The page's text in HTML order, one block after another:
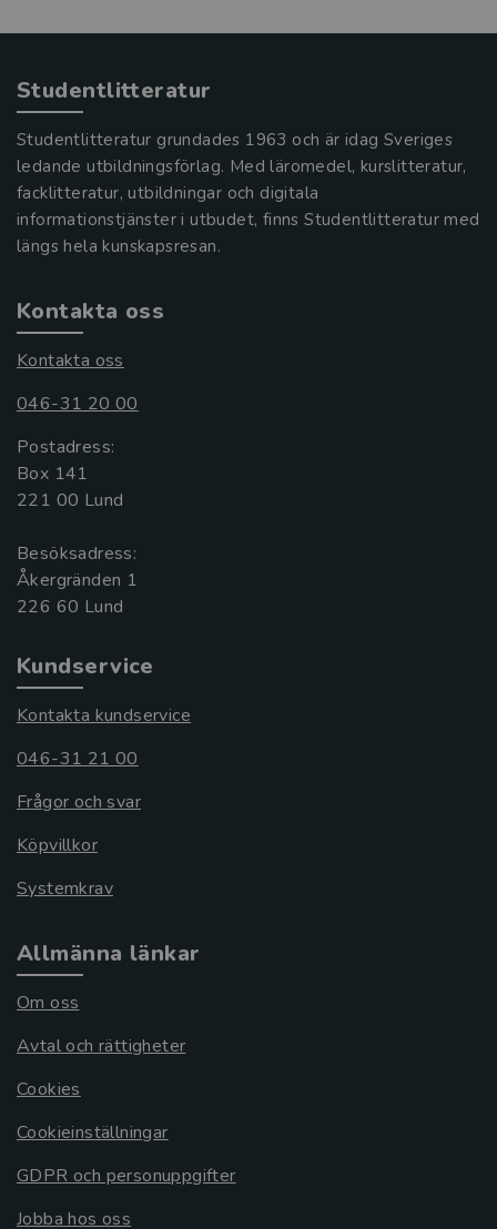
Studentlitteratur
Studentlitteratur grundades 1963 och är idag Sveriges
ledande utbildningsförlag. Med läromedel, kurslitteratur,
facklitteratur, utbildningar och digitala
informationstjänster i utbudet, finns Studentlitteratur med
längs hela kunskapsresan.
Kontakta oss
Kontakta oss
046-31 20 00
Postadress:
Box 141
221 00 Lund
Besöksadress:
Åkergränden 1
Kundservice
Kontakta kundservice
046-31 21 00
Frågor och svar
Köpvillkor
Systemkrav
Allmänna länkar
Om oss
Avtal och rättigheter
Cookies
Cookieinställningar
GDPR och personuppgifter
Jobba hos oss